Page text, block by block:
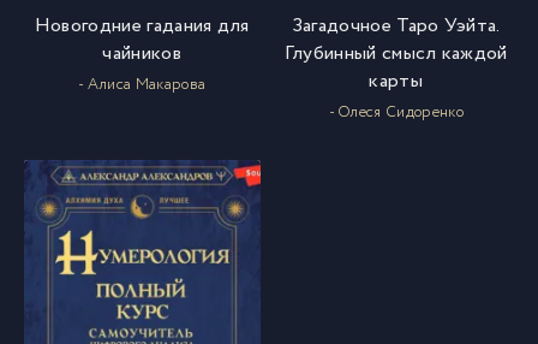
Новогодние гадания для
чайников
- Алиса Макарова
Загадочное Таро Уэйта.
Глубинный смысл каждой
карты
- Олеся Сидоренко